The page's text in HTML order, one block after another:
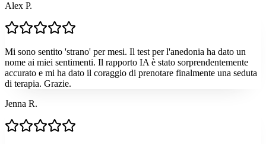
Alex P.
Mi sono sentito 'strano' per mesi. Il test per l'anedonia ha dato un
nome ai miei sentimenti. Il rapporto IA è stato sorprendentemente
accurato e mi ha dato il coraggio di prenotare finalmente una seduta
di terapia. Grazie.
Jenna R.